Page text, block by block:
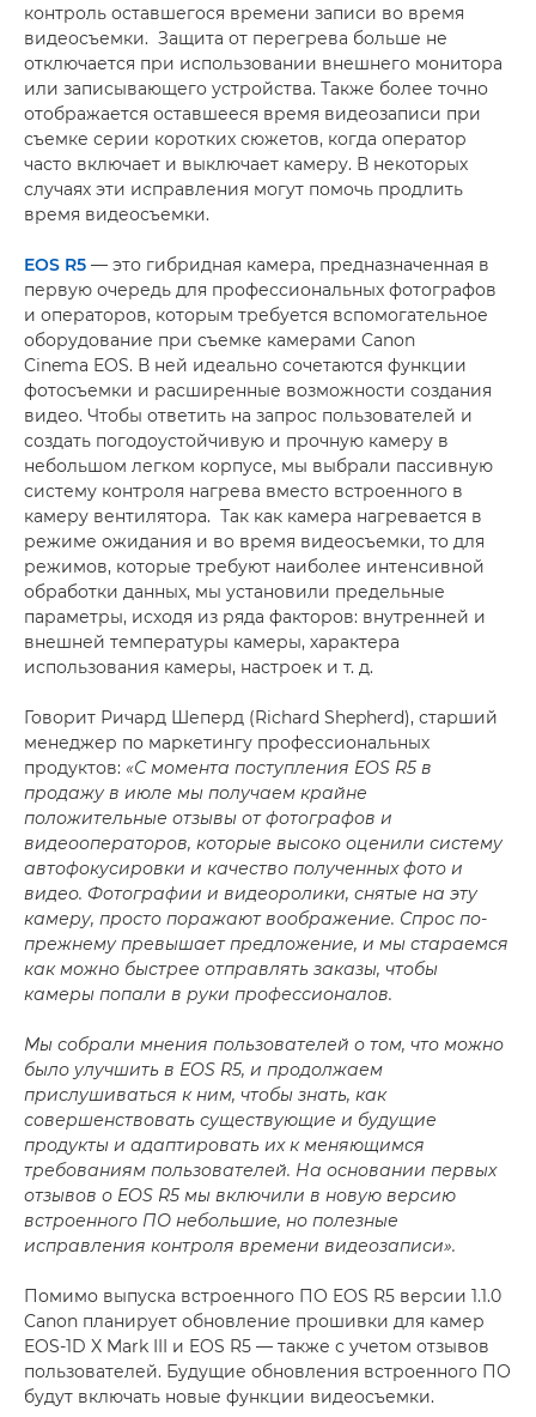
контроль оставшегося времени записи во время
видеосъемки. Защита от перегрева больше не
отключается при использовании внешнего монитора
или записывающего устройства. Также более точно
отображается оставшееся время видеозаписи при
съемке серии коротких сюжетов, когда оператор
часто включает и выключает камеру. В некоторых
случаях эти исправления могут помочь продлить
время видеосъемки.
EOS R5 — это гибридная камера, предназначенная в
первую очередь для профессиональных фотографов
и операторов, которым требуется вспомогательное
оборудование при съемке камерами Canon
Cinema EOS. В ней идеально сочетаются функции
фотосъемки и расширенные возможности создания
видео. Чтобы ответить на запрос пользователей и
создать погодоустойчивую и прочную камеру в
небольшом легком корпусе, мы выбрали пассивную
систему контроля нагрева вместо встроенного в
камеру вентилятора. Так как камера нагревается в
режиме ожидания и во время видеосъемки, то для
режимов, которые требуют наиболее интенсивной
обработки данных, мы установили предельные
параметры, исходя из ряда факторов: внутренней и
внешней температуры камеры, характера
использования камеры, настроек и т. д.
Говорит Ричард Шеперд (Richard Shepherd), старший
менеджер по маркетингу профессиональных
продуктов: «С момента поступления EOS R5 в
продажу в июле мы получаем крайне
положительные отзывы от фотографов и
видеооператоров, которые высоко оценили систему
автофокусировки и качество полученных фото и
видео. Фотографии и видеоролики, снятые на эту
камеру, просто поражают воображение. Спрос по-
прежнему превышает предложение, и мы стараемся
как можно быстрее отправлять заказы, чтобы
камеры попали в руки профессионалов.
Мы собрали мнения пользователей о том, что можно
было улучшить в EOS R5, и продолжаем
прислушиваться к ним, чтобы знать, как
совершенствовать существующие и будущие
продукты и адаптировать их к меняющимся
требованиям пользователей. На основании первых
отзывов о EOS R5 мы включили в новую версию
встроенного ПО небольшие, но полезные
исправления контроля времени видеозаписи».
Помимо выпуска встроенного ПО EOS R5 версии 1.1.0
Canon планирует обновление прошивки для камер
EOS-1D X Mark III и EOS R5 — также с учетом отзывов
пользователей. Будущие обновления встроенного ПО
будут включать новые функции видеосъемки.